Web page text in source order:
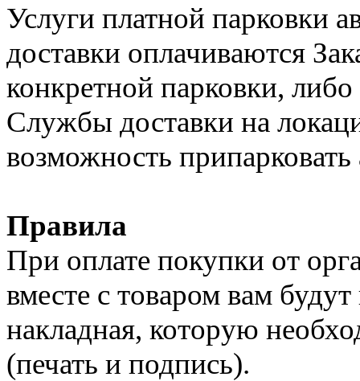
Услуги платной парковки
доставки оплачиваются
конкретной парковки, либо
Службы доставки на
возможность
Правила
При оплате покупки от
вместе с товаром вам
накладная, которую
(печать и подпись).